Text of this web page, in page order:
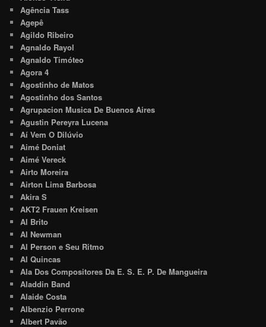
Agência Tass
Agepê
Agildo Ribeiro
Agnaldo Rayol
Agnaldo Timóteo
Agora 4
Agostinho de Matos
Agostinho dos Santos
Agrupacion Musica De Buenos Aires
Agustin Pereyra Lucena
Aí Vem O Dilúvio
Aimé Doniat
Aimé Vereck
Airto Moreira
Airton Lima Barbosa
Akira S
AKT2 Frauen Kreisen
Al Brito
Al Newman
Al Person e Seu Ritmo
Al Quincas
Ala Dos Compositores Da E. S. E. P. De Mangueira
Aladdin Band
Alaide Costa
Albenzio Perrone
Albert Pavão